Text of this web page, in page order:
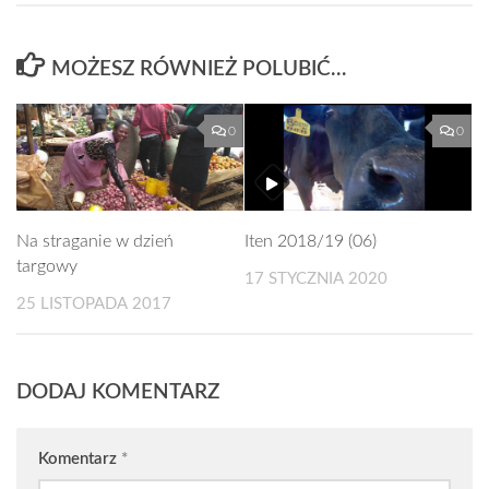
MOŻESZ RÓWNIEŻ POLUBIĆ…
0
Na straganie w dzień
targowy
25 LISTOPADA 2017
0
Iten 2018/19 (06)
17 STYCZNIA 2020
DODAJ KOMENTARZ
Komentarz *